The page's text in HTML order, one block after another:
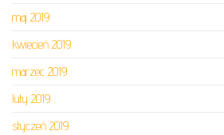
maj 2019
kwiecień 2019
marzec 2019
luty 2019
styczeń 2019